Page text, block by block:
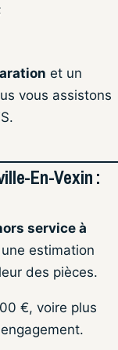
et un
vous assistons
En-Vexin :
service à
estimation
des pièces.
€, voire plus